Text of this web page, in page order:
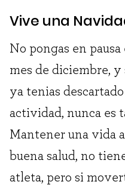
Vive una
No pongas en
mes de diciembre, y
ya tenias
actividad, nunca es
Mantener una vida
buena salud, no
atleta, pero si